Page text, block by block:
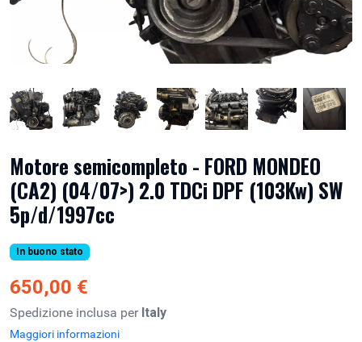
Motore semicompleto - FORD MONDEO
(CA2) (04/07>) 2.0 TDCi DPF (103Kw) SW
5p/d/1997cc
In buono stato
650,00 €
Spedizione inclusa per Italy
Maggiori informazioni